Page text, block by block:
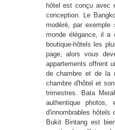
hôtel est conçu avec
conception. Le
modéré, par
monde élégance, il a
boutique-hôtels les
page, alors vous
appartements offrent
de chambre et de la
chambre d'hôtel et
trimestres. Bata
authentique
d'innombrables
Bukit Bintang est